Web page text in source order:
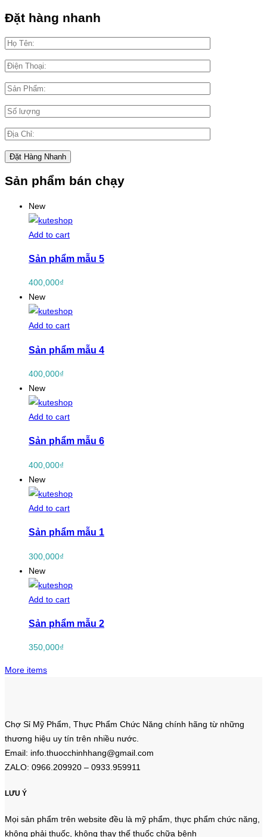
Đặt hàng nhanh
Sản phẩm bán chạy
New
Add to cart
Sản phẩm mẫu 5
400,000₫
New
Add to cart
Sản phẩm mẫu 4
400,000₫
New
Add to cart
Sản phẩm mẫu 6
400,000₫
New
Add to cart
Sản phẩm mẫu 1
300,000₫
New
Add to cart
Sản phẩm mẫu 2
350,000₫
More items
Chợ Sỉ Mỹ Phẩm, Thực Phẩm Chức Năng chính hãng từ những
thương hiệu uy tín trên nhiều nước.
Email: info.thuocchinhhang@gmail.com
ZALO: 0966.209920 – 0933.959911
LƯU Ý
Mọi sản phẩm trên website đều là mỹ phẩm, thực phẩm chức năng,
không phải thuốc, không thay thế thuốc chữa bệnh